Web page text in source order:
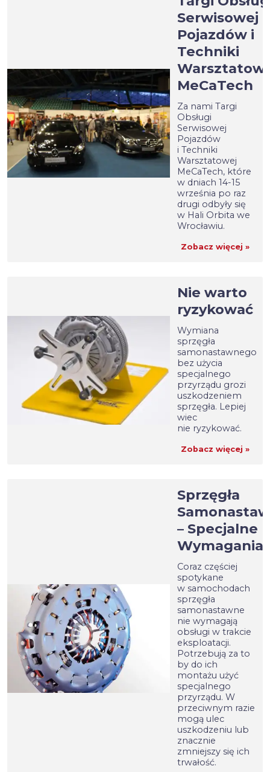
Serwisowej
Pojazdów i
Techniki
MeCaTech
Za nami Targi
Obsługi
Serwisowej
Pojazdów
i Techniki
Warsztatowej
MeCaTech, które
w dniach 14-15
września po raz
drugi odbyły się
w Hali Orbita we
Wrocławiu.
Zobacz więcej »
Nie warto
ryzykować
Wymiana
sprzęgła
samonastawnego
bez użycia
specjalnego
przyrządu grozi
uszkodzeniem
sprzęgła. Lepiej
wiec
nie ryzykować.
Zobacz więcej »
Sprzęgła
– Specjalne
Wymagania
Coraz częściej
spotykane
w samochodach
sprzęgła
samonastawne
nie wymagają
obsługi w trakcie
eksploatacji.
Potrzebują za to
by do ich
montażu użyć
specjalnego
przyrządu. W
przeciwnym razie
mogą ulec
uszkodzeniu lub
znacznie
zmniejszy się ich
trwałość.